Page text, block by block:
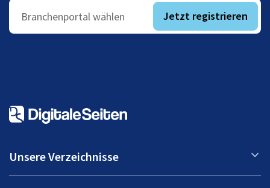
Branchenportal wählen Jetzt registrieren
Unsere Verzeichnisse